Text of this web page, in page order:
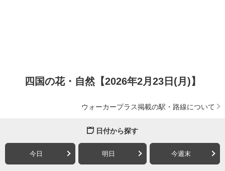
四国の花・自然【2026年2月23日(月)】
ウォーカープラス掲載の駅・路線について
日付から探す
今日 明日 今週末